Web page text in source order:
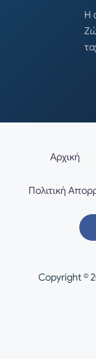
Η
Copyright ©
Αρχική
Πολιτική